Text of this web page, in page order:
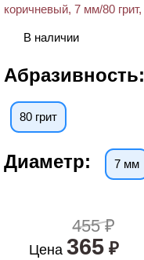
В наличии
Абразивность:
80 грит
Диаметр: 7 мм
455 ₽
Цена 365₽